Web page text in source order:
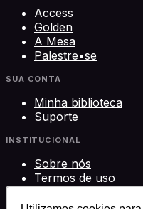
Access
Golden
A Mesa
Palestre•se
SUA CONTA
Minha biblioteca
Suporte
INSTITUCIONAL
Sobre nós
Termos de uso
Privacidade
Contato